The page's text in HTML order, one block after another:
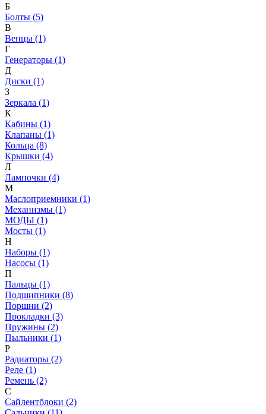
Б
Болты (5)
В
Венцы (1)
Г
Генераторы (1)
Д
Диски (1)
З
Зеркала (1)
К
Кабины (1)
Клапаны (1)
Кольца (8)
Крышки (4)
Л
Лампочки (4)
М
Маслоприемники (1)
Механизмы (1)
МОДЫ (1)
Мосты (1)
Н
Наборы (1)
Насосы (1)
П
Пальцы (1)
Подшипники (8)
Поршни (2)
Прокладки (3)
Пружины (2)
Пыльники (1)
Р
Радиаторы (2)
Реле (1)
Ремень (2)
С
Сайлентблоки (2)